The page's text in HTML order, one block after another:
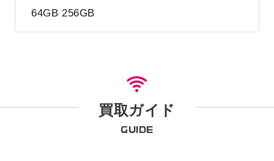
64GB 256GB
買取ガイド
GUIDE